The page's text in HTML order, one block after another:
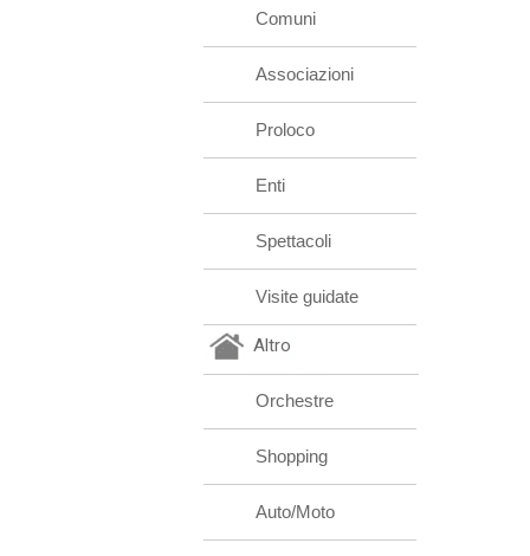
Comuni
Associazioni
Proloco
Enti
Spettacoli
Visite guidate
Altro
Orchestre
Shopping
Auto/Moto